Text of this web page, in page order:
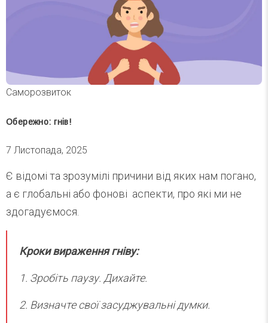
Саморозвиток
Обережно: гнів!
7 Листопада, 2025
Є відомі та зрозумілі причини від яких нам погано,
а є глобальні або фонові аспекти, про які ми не
здогадуємося.
Кроки вираження гніву:
1. Зробіть паузу. Дихайте.
2. Визначте свої засуджувальні думки.